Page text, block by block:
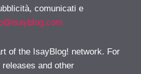
comunicati e
of the IsayBlog! network. For
and other